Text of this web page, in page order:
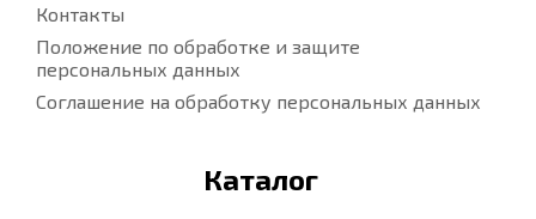
Контакты
Положение по обработке и защите
персональных данных
Соглашение на обработку персональных данных
Каталог